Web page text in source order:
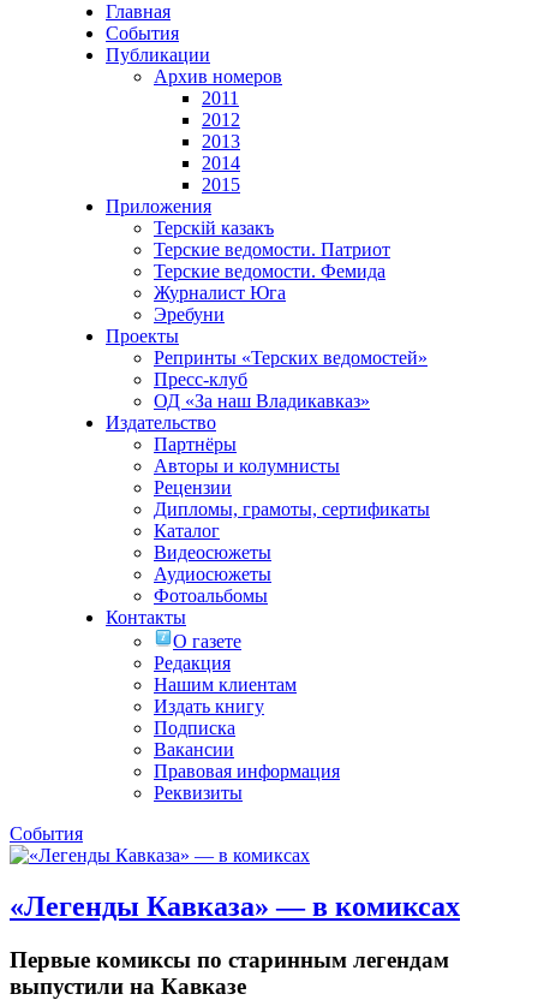
Главная
События
Публикации
Архив номеров
2011
2012
2013
2014
2015
Приложения
Терскiй казакъ
Терские ведомости. Патриот
Терские ведомости. Фемида
Журналист Юга
Эребуни
Проекты
Репринты «Терских ведомостей»
Пресс-клуб
ОД «За наш Владикавказ»
Издательство
Партнёры
Авторы и колумнисты
Рецензии
Дипломы, грамоты, сертификаты
Каталог
Видеосюжеты
Аудиосюжеты
Фотоальбомы
Контакты
О газете
Редакция
Нашим клиентам
Издать книгу
Подписка
Вакансии
Правовая информация
Реквизиты
События
«Легенды Кавказа» — в комиксах
Первые комиксы по старинным легендам
выпустили на Кавказе